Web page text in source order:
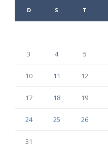
D S T
3 4 5
10 11 12
17 18 19
24 25 26
31